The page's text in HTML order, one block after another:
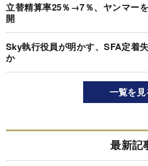
立替精算率25％→7％、ヤンマー
開
Sky執行役員が明かす、SFA定着
か
一覧を見
最新記